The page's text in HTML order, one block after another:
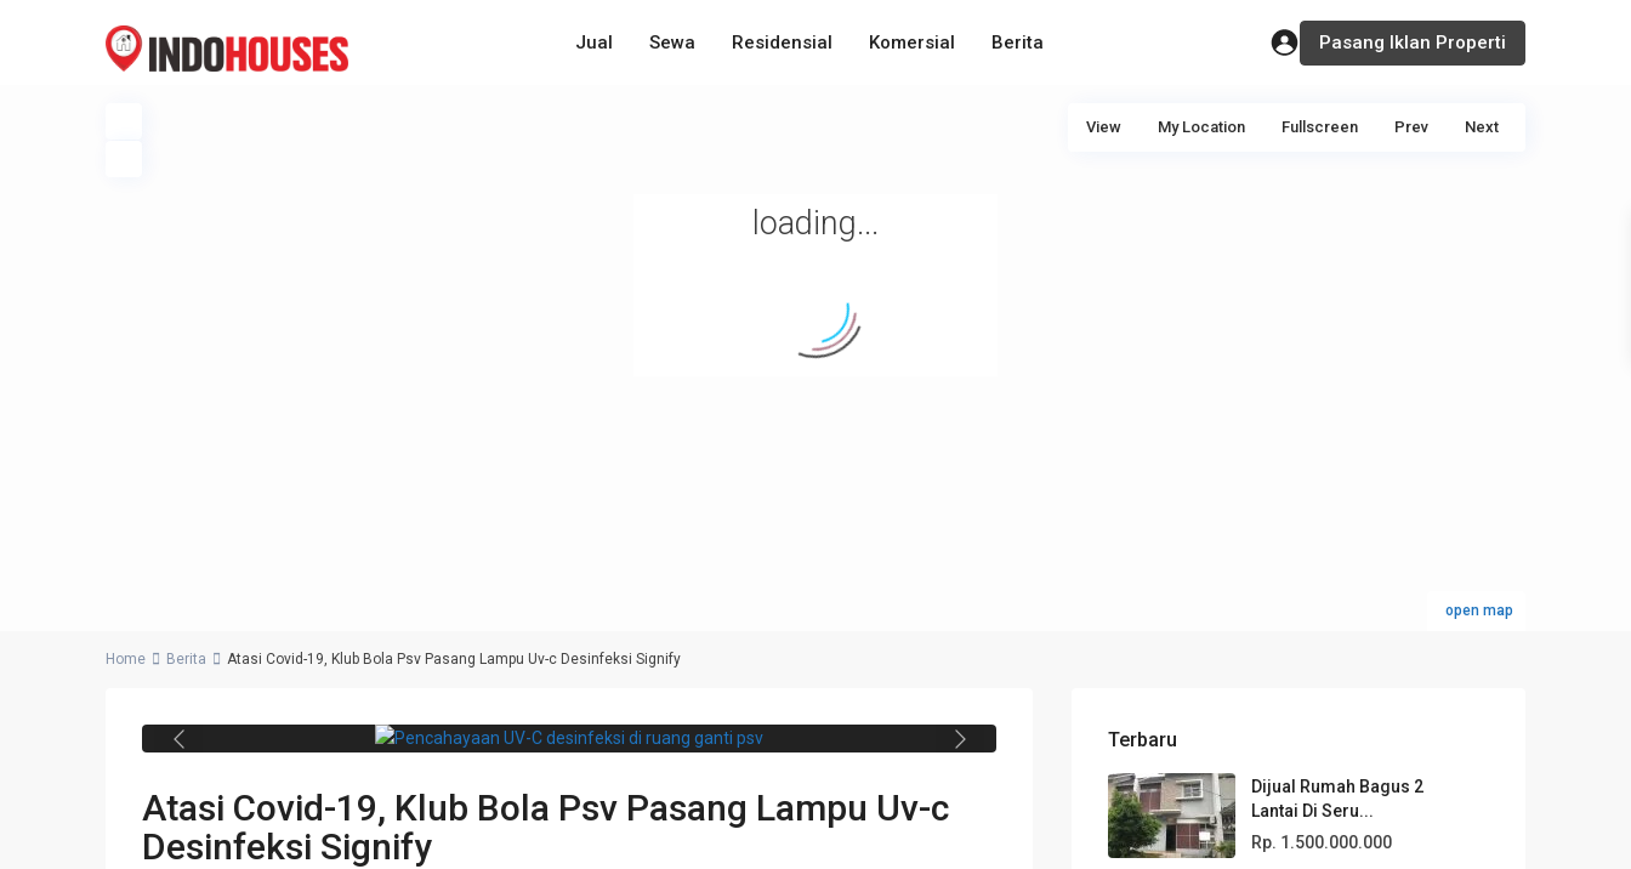
Jual Sewa Residensial Komersial Berita Pasang Iklan Properti
loading...
open map
View My Location Fullscreen Prev Next
Home Berita Atasi Covid-19, Klub Bola Psv Pasang Lampu Uv-c Desinfeksi Signify
Pencahayaan UV-C desinfeksi dari Signify di ruang ganti PSV Eindhoven. (dok.
Previous Next
Atasi Covid-19, Klub Bola Psv Pasang Lampu Uv-c
Desinfeksi Signify
Terbaru
Dijual Rumah Bagus 2
Lantai Di Seru...
Rp. 1.500.000.000